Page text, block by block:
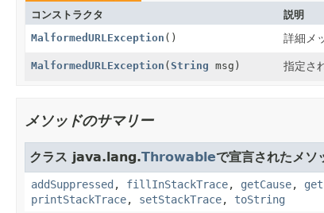
コンストラクタ
説明
MalformedURLException () 詳細メ
MalformedURLException (String msg) 指定さ
メソッドのサマリー
クラス java.lang.Throwableで宣言されたメソ
addSuppressed , fillInStackTrace, getCause,
printStackTrace, setStackTrace, toString